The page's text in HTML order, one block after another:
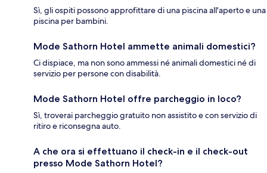
Sì, gli ospiti possono approfittare di una piscina all'aperto e una
piscina per bambini.
Mode Sathorn Hotel ammette animali domestici?
Ci dispiace, ma non sono ammessi né animali domestici né di
servizio per persone con disabilità.
Mode Sathorn Hotel offre parcheggio in loco?
Sì, troverai parcheggio gratuito non assistito e con servizio di
ritiro e riconsegna auto.
A che ora si effettuano il check-in e il check-out
presso Mode Sathorn Hotel?